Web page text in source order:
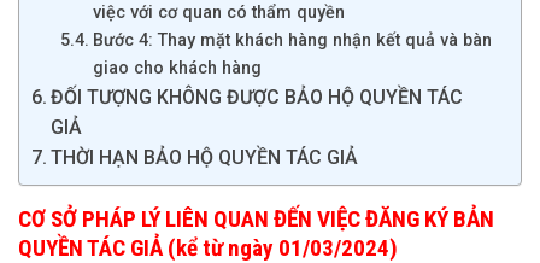
việc với cơ quan có thẩm quyền
Bước 4: Thay mặt khách hàng nhận kết quả và bàn
giao cho khách hàng
ĐỐI TƯỢNG KHÔNG ĐƯỢC BẢO HỘ QUYỀN TÁC
GIẢ
THỜI HẠN BẢO HỘ QUYỀN TÁC GIẢ
CƠ SỞ PHÁP LÝ LIÊN QUAN ĐẾN VIỆC ĐĂNG KÝ BẢN
QUYỀN TÁC GIẢ (kể từ ngày 01/03/2024)